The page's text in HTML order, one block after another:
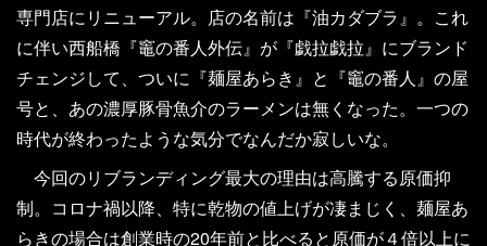
専門店にリニューアル。店の名前は『油カダブラ』。これ
に伴い西船橋『竈の番人外伝』が『戯拉戯拉』にブランド
チェンジして、ついに『麺屋あらき』と『竈の番人』の屋
号と、あの濃厚豚骨魚介のラーメンは無くなった。一つの
時代が終わったような気分でなんだか寂しいな。
今回のリブランディング最大の理由は高騰する原価抑
制。コロナ禍以降、特に乾物の値上げが凄まじく、麺屋あ
らきの場合は創業時の20年前と比べると原価が４倍以上に